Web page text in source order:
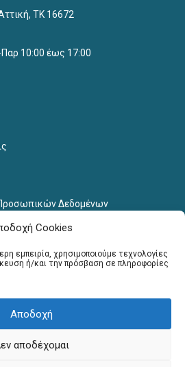
Cookies
εμπειρία, χρησιμοποιούμε τεχνολογίες
ή/και την πρόσβαση σε πληροφορίες
Αποδοχή
αποδέχομαι
ΤΚ 16672
Παρ 10:00 έως 17:00
Δεδομένων